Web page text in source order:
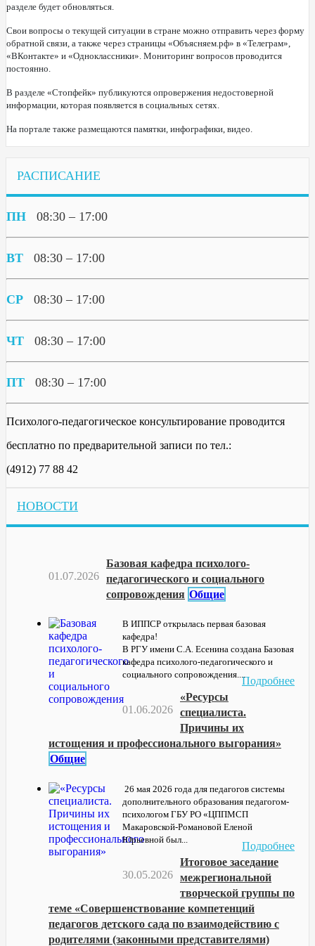
разделе будет обновляться.
Свои вопросы о текущей ситуации в стране можно отправить через форму
обратной связи, а также через страницы «Объясняем.рф» в «Телеграм»,
«ВКонтакте» и «Одноклассники». Мониторинг вопросов проводится
постоянно.
В разделе «Стопфейк» публикуются опровержения недостоверной
информации, которая появляется в социальных сетях.
На портале также размещаются памятки, инфографики, видео.
РАСПИСАНИЕ
ПН 08:30 – 17:00
ВТ 08:30 – 17:00
СР 08:30 – 17:00
ЧТ 08:30 – 17:00
ПТ 08:30 – 17:00
Психолого-педагогическое консультирование проводится
бесплатно по предварительной записи по тел.:
(4912) 77 88 42
НОВОСТИ
01.07.2026
Базовая кафедра психолого-
педагогического и социального
сопровождения Общие
В ИППСР открылась первая базовая
кафедра!
В РГУ имени С.А. Есенина создана Базовая
кафедра психолого-педагогического и
социального сопровождения....
Подробнее
01.06.2026
«Ресурсы
специалиста.
Причины их
истощения и профессионального выгорания»
Общие
26 мая 2026 года для педагогов системы
дополнительного образования педагогом-
психологом ГБУ РО «ЦППМСП
Макаровской-Романовой Еленой
Юрьевной был...
Подробнее
30.05.2026
Итоговое заседание
межрегиональной
творческой группы по
теме «Совершенствование компетенций
педагогов детского сада по взаимодействию с
родителями (законными представителями)